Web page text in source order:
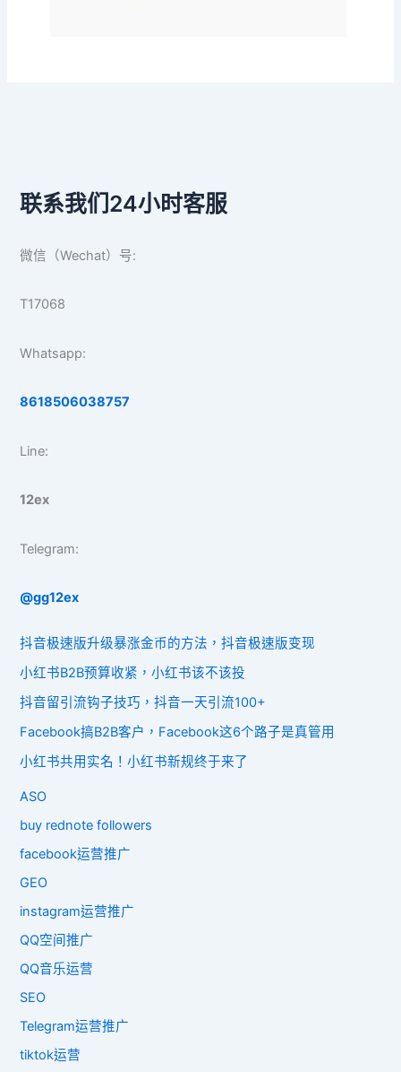
联系我们24小时客服
微信（Wechat）号:
T17068
Whatsapp:
8618506038757
Line:
12ex
Telegram:
@gg12ex
抖音极速版升级暴涨金币的方法，抖音极速版变现
小红书B2B预算收紧，小红书该不该投
抖音留引流钩子技巧，抖音一天引流100+
Facebook搞B2B客户，Facebook这6个路子是真管用
小红书共用实名！小红书新规终于来了
ASO
buy rednote followers
facebook运营推广
GEO
instagram运营推广
QQ空间推广
QQ音乐运营
SEO
Telegram运营推广
tiktok运营